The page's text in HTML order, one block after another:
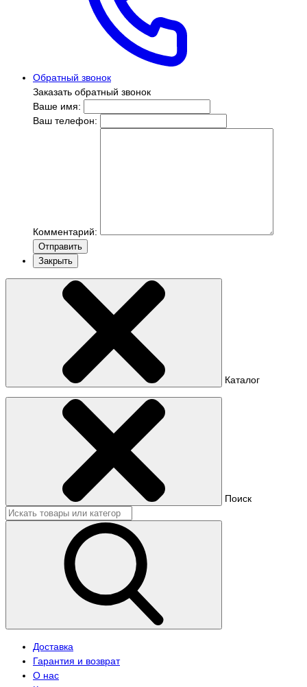
Обратный звонок
Заказать обратный звонок
Ваше имя:
Ваш телефон:
Комментарий:
Отправить
Закрыть
Каталог
Поиск
Доставка
Гарантия и возврат
О нас